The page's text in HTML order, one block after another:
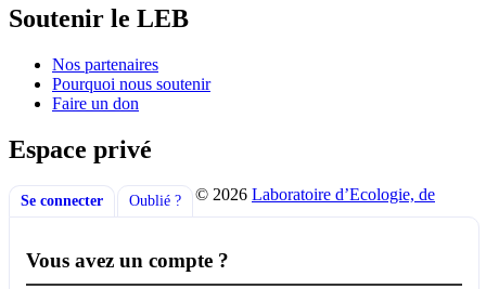
Soutenir le LEB
Nos partenaires
Pourquoi nous soutenir
Faire un don
Espace privé
Se connecter Oublié ?
Vous avez un compte ?
© 2026 Laboratoire d’Ecologie, de